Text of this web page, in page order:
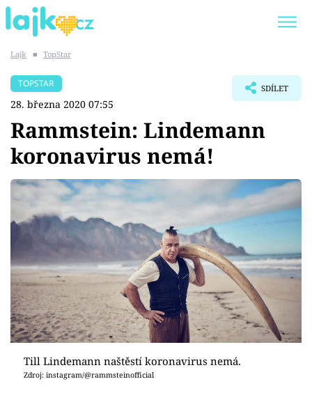
SHOPAHOLICADEL
Témata
Showbyznys
Youtubeři
Virály
Sex a vztahy
Videa
Sledujte prima+
Lajk ■ TopStar
TOPSTAR
28. března 2020 07:55
SDÍLET
Rammstein: Lindemann
koronavirus nemá!
Till Lindemann naštěstí koronavirus nemá.
Zdroj: instagram/@rammsteinofficial